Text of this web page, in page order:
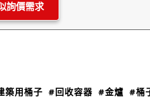
詢價需求
築用桶子 #回收容器 #金爐 #桶